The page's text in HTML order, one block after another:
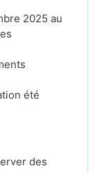
2025 au
été
des